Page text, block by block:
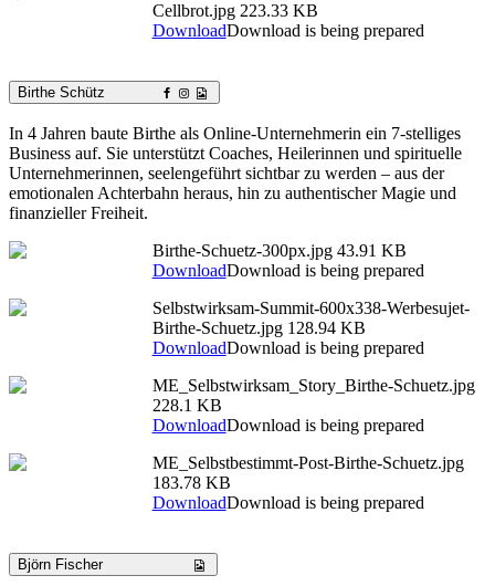
Cellbrot.jpg 223.33 KB
DownloadDownload is being prepared
Birthe Schütz
In 4 Jahren baute Birthe als Online-Unternehmerin ein 7-stelliges
Business auf. Sie unterstützt Coaches, Heilerinnen und spirituelle
Unternehmerinnen, seelengeführt sichtbar zu werden – aus der
emotionalen Achterbahn heraus, hin zu authentischer Magie und
finanzieller Freiheit.
Birthe-Schuetz-300px.jpg 43.91 KB
DownloadDownload is being prepared
Selbstwirksam-Summit-600x338-Werbesujet-
Birthe-Schuetz.jpg 128.94 KB
DownloadDownload is being prepared
ME_Selbstwirksam_Story_Birthe-Schuetz.jpg
228.1 KB
DownloadDownload is being prepared
ME_Selbstbestimmt-Post-Birthe-Schuetz.jpg
183.78 KB
DownloadDownload is being prepared
Björn Fischer